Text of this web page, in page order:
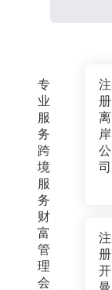
专
业
服
务
跨
境
服
务
财
富
管
理
会
注
册
离
岸
公
司
注
册
开
曼